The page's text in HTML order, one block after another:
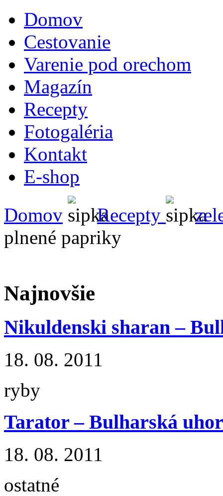
Domov
Cestovanie
Varenie pod orechom
Magazín
Recepty
Fotogaléria
Kontakt
E-shop
Domov
Recepty
plnené papriky
Najnovšie
Nikuldenski sharan –
18. 08. 2011
ryby
Tarator – Bulharská
18. 08. 2011
ostatné